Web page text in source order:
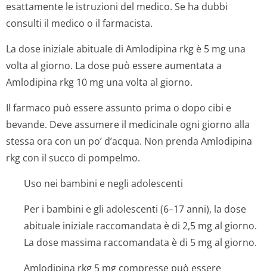
esattamente le istruzioni del medico. Se ha dubbi
consulti il medico o il farmacista.
La dose iniziale abituale di Amlodipina rkg è 5 mg una
volta al giorno. La dose può essere aumentata a
Amlodipina rkg 10 mg una volta al giorno.
Il farmaco può essere assunto prima o dopo cibi e
bevande. Deve assumere il medicinale ogni giorno alla
stessa ora con un po’ d’acqua. Non prenda Amlodipina
rkg con il succo di pompelmo.
Uso nei bambini e negli adolescenti
Per i bambini e gli adolescenti (6–17 anni), la dose
abituale iniziale raccomandata è di 2,5 mg al giorno.
La dose massima raccomandata è di 5 mg al giorno.
Amlodipina rkg 5 mg compresse può essere